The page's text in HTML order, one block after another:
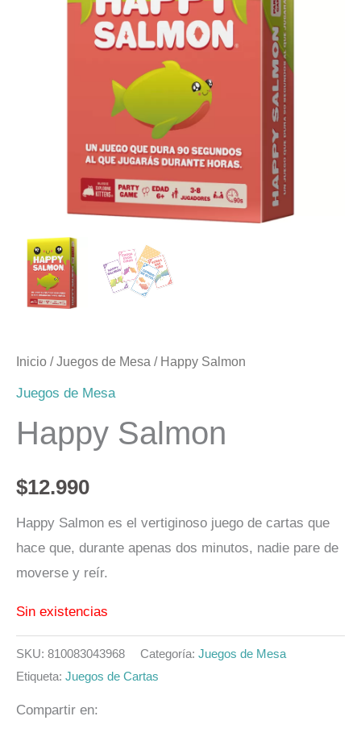
Inicio /Juegos de Mesa / Happy Salmon
Juegos de Mesa
Happy Salmon
$12.990
Happy Salmon es el vertiginoso juego de cartas que
hace que, durante apenas dos minutos, nadie pare de
moverse y reír.
Sin existencias
SKU: 810083043968 Categoría: Juegos de Mesa
Etiqueta: Juegos de Cartas
Compartir en: